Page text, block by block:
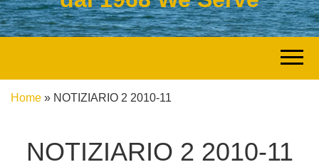
Home » NOTIZIARIO 2 2010-11
NOTIZIARIO 2 2010-11